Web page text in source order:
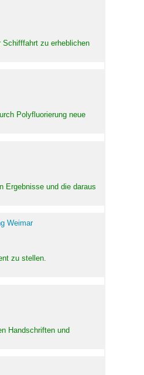
Schifffahrt zu erheblichen
Polyfluorierung neue
Ergebnisse und die daraus
Weimar
zu stellen.
Handschriften und